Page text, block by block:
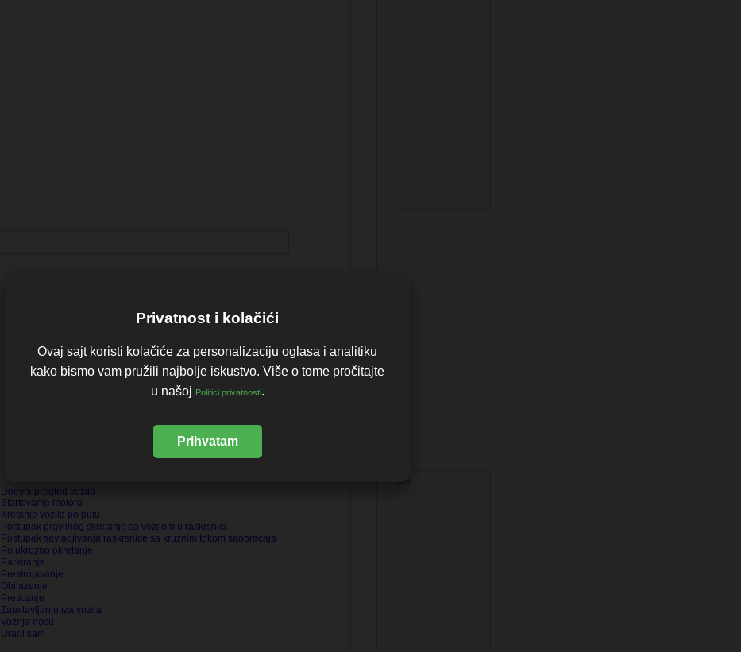
Brza pretraga - korisni clanci :
Dnevni pregled vozila
Startovanje motora
Kretanje vozila po putu
Postupak pravilnog skretanje sa vozilom u raskrsnici
Postupak savladjivanja raskrsnice sa kruznim tokom saobracaja
Polukruzno okretanje
Parkiranje
Prestrojavanje
Obilazenje
Preticanje
Zaustavljanje iza vozila
Voznja nocu
Uradi sam
Privatnost i kolačići
Ovaj sajt koristi kolačiće za personalizaciju oglasa i analitiku
kako bismo vam pružili najbolje iskustvo. Više o tome pročitajte
u našoj Politici privatnosti.
Prihvatam